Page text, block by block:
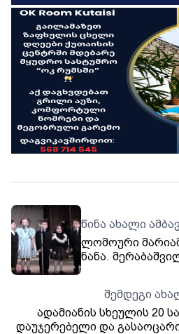
წინა ახალი
ლომოური
ნანა.
ვასიკო.
შალვა..
საბავშვო
არქივიდან.
შემდეგი
ადამიანის სხეულის 20
დაუჯერებელი და